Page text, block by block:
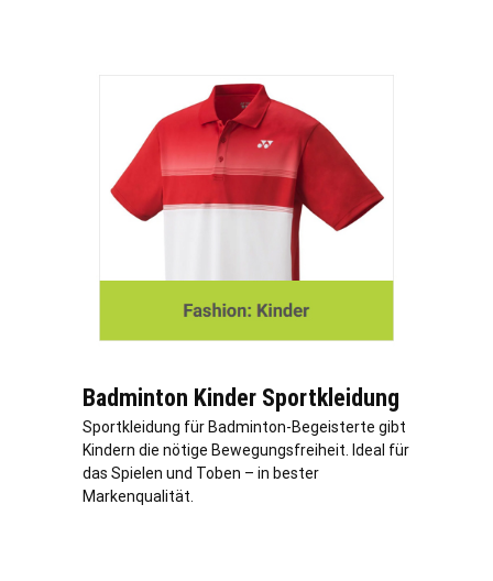
Badminton Kinder Sportkleidung
Sportkleidung für Badminton-Begeisterte gibt
Kindern die nötige Bewegungsfreiheit. Ideal für
das Spielen und Toben – in bester
Markenqualität.